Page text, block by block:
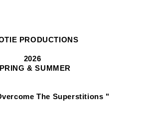
PRODUCTIONS
2026
& SUMMER
The Superstitions "